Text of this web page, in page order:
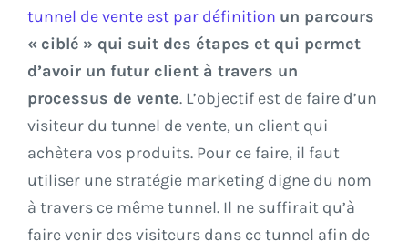
tunnel de vente est par définition un parcours
« ciblé » qui suit des étapes et qui permet
d’avoir un futur client à travers un
processus de vente. L’objectif est de faire d’un
visiteur du tunnel de vente, un client qui
achètera vos produits. Pour ce faire, il faut
utiliser une stratégie marketing digne du nom
à travers ce même tunnel. Il ne suffirait qu’à
faire venir des visiteurs dans ce tunnel afin de